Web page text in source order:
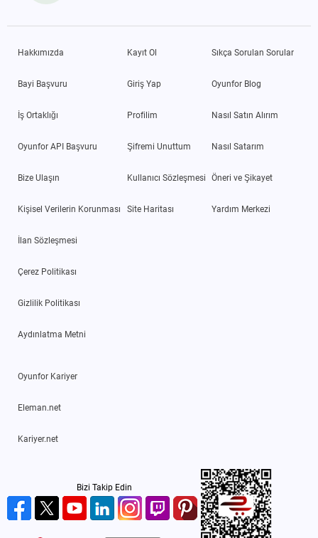
Hakkımızda
Bayi Başvuru
İş Ortaklığı
Oyunfor API Başvuru
Bize Ulaşın
Kişisel Verilerin Korunması
İlan Sözleşmesi
Çerez Politikası
Gizlilik Politikası
Aydınlatma Metni
Kayıt Ol
Giriş Yap
Profilim
Şifremi Unuttum
Kullanıcı Sözleşmesi
Site Haritası
Sıkça Sorulan Sorular
Oyunfor Blog
Nasıl Satın Alırım
Nasıl Satarım
Öneri ve Şikayet
Yardım Merkezi
Oyunfor Kariyer
Eleman.net
Kariyer.net
Bizi Takip Edin